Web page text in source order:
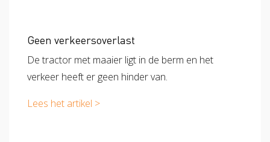
Geen verkeersoverlast
De tractor met maaier ligt in de berm en het
verkeer heeft er geen hinder van.
Lees het artikel >